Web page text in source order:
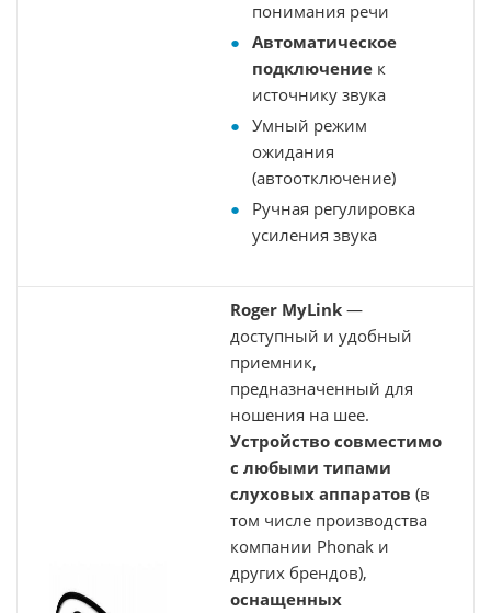
понимания речи
Автоматическое
подключение к
источнику звука
Умный режим
ожидания
(автоотключение)
Ручная регулировка
усиления звука
Roger MyLink —
доступный и удобный
приемник,
предназначенный для
ношения на шее.
Устройство совместимо
с любыми типами
слуховых аппаратов (в
том числе производства
компании Phonak и
других брендов),
оснащенных